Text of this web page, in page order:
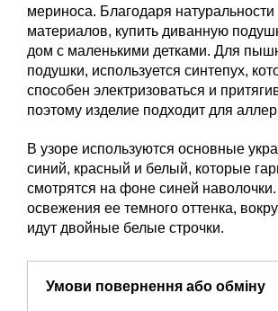
мериноса. Благодаря
материалов, купить диванную
дом с маленькими детками. Для
подушки, используется синтепух,
способен электризоваться и
поэтому изделие подходит для
В узоре используются основные
синий, красный и белый, которые
смотрятся на фоне синей
освежения ее темного оттенка,
идут двойные белые строчки.
Умови повернення або обміну